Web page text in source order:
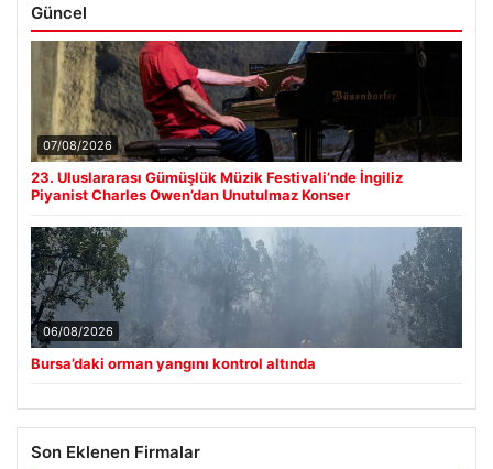
Güncel
07/08/2026
23. Uluslararası Gümüşlük Müzik Festivali’nde İngiliz
Piyanist Charles Owen’dan Unutulmaz Konser
06/08/2026
Bursa’daki orman yangını kontrol altında
Son Eklenen Firmalar